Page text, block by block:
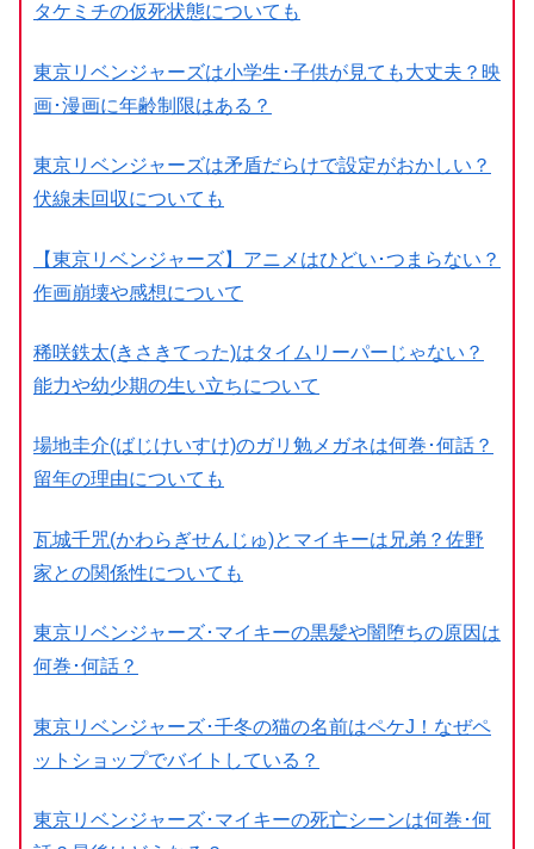
タケミチの仮死状態についても
東京リベンジャーズは小学生･子供が見ても大丈夫？映
画･漫画に年齢制限はある？
東京リベンジャーズは矛盾だらけで設定がおかしい？
伏線未回収についても
【東京リベンジャーズ】アニメはひどい･つまらない？
作画崩壊や感想について
稀咲鉄太(きさきてった)はタイムリーパーじゃない？
能力や幼少期の生い立ちについて
場地圭介(ばじけいすけ)のガリ勉メガネは何巻･何話？
留年の理由についても
瓦城千咒(かわらぎせんじゅ)とマイキーは兄弟？佐野
家との関係性についても
東京リベンジャーズ･マイキーの黒髪や闇堕ちの原因は
何巻･何話？
東京リベンジャーズ･千冬の猫の名前はペケJ！なぜペ
ットショップでバイトしている？
東京リベンジャーズ･マイキーの死亡シーンは何巻･何